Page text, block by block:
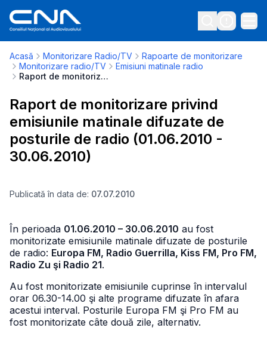
Acasă Monitorizare Radio/TV
Rapoarte de monitorizare
Monitorizare radio/TV
Emisiuni matinale radio
Raport de monitorizare privind emisiunile matinale difuzate de posturile de radio (01.06.2010 - 30.06.2010)
Raport de monitorizare privind
emisiunile matinale difuzate de
posturile de radio (01.06.2010 -
30.06.2010)
Publicată în data de: 07.07.2010
În perioada 01.06.2010 – 30.06.2010 au fost
monitorizate emisiunile matinale difuzate de posturile
de radio: Europa FM, Radio Guerrilla, Kiss FM, Pro FM,
Radio Zu şi Radio 21.
Au fost monitorizate emisiunile cuprinse în intervalul
orar 06.30-14.00 şi alte programe difuzate în afara
acestui interval. Posturile Europa FM şi Pro FM au
fost monitorizate câte două zile, alternativ.